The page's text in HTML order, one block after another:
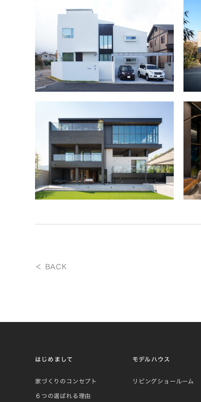
＜ BACK
はじめまして
家づくりのコンセプト
６つの選ばれる理由
モデルハウス
リビングショールーム